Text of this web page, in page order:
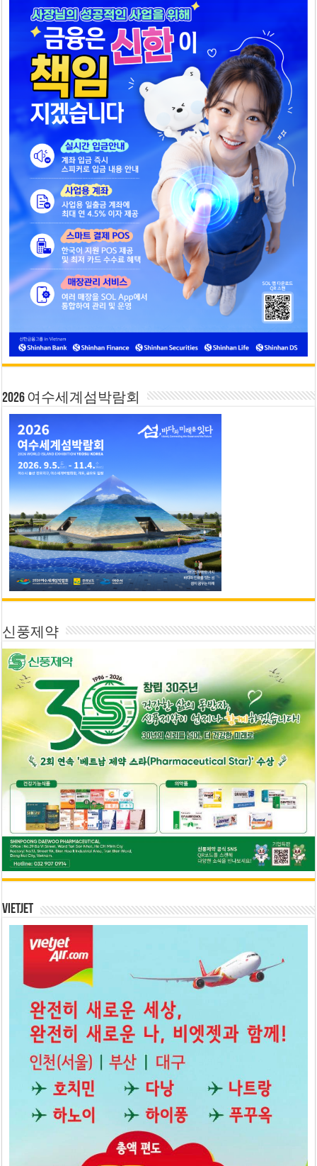
2026 여수세계섬박람회
신풍제약
Vietjet